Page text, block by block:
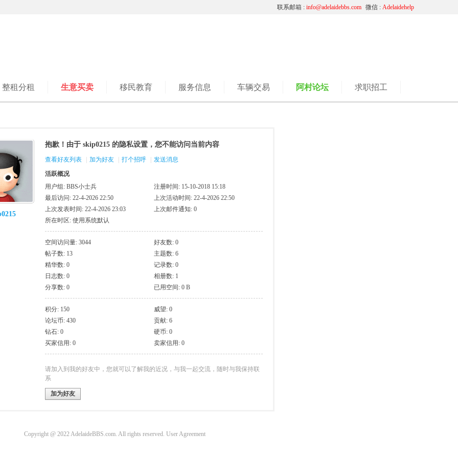
微信 : Adelaidehelp
联系邮箱 : info@adelaidebbs.com
整租分租 生意买卖 移民教育 服务信息 车辆交易 阿村论坛 求职招工
抱歉！由于 skip0215 的隐私设置，您不能访问当前内容
查看好友列表 加为好友 打个招呼
发送消息
活跃概况
用户组: BBS小士兵
注册时间: 15-10-2018 15:18
最后访问: 22-4-2026 22:50
上次活动时间: 22-4-2026 22:50
上次发表时间: 22-4-2026 23:03
上次邮件通知: 0
所在时区: 使用系统默认
空间访问量: 3044
好友数: 0
帖子数: 13
主题数: 6
精华数: 0
记录数: 0
日志数: 0
相册数: 1
分享数: 0
已用空间: 0 B
积分: 150
威望: 0
论坛币: 430
贡献: 6
钻石: 0
硬币: 0
买家信用: 0
卖家信用: 0
请加入到我的好友中，您就可以了解我的近况，与我一起交流，随时与我保持联
系
加为好友
Copyright @ 2022 AdelaideBBS.com. All rights reserved. User Agreement